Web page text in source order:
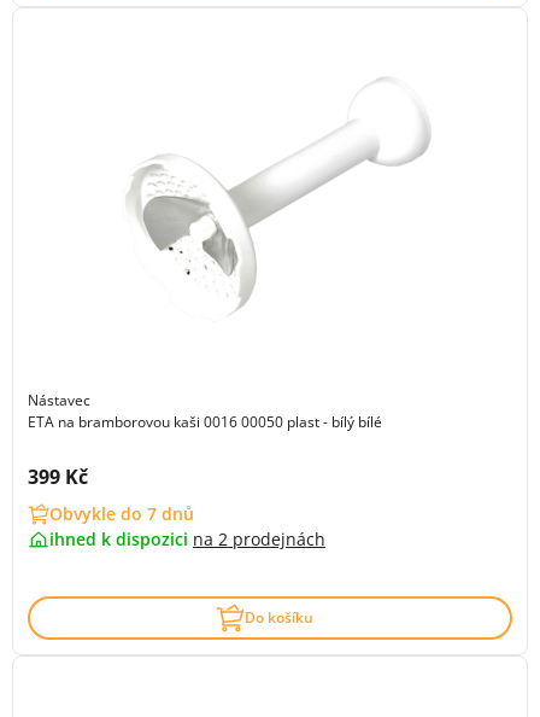
Nástavec
ETA na bramborovou kaši 0016 00050 plast - bílý bílé
Cena s DPH:
399 Kč
Obvykle do 7 dnů
ihned k dispozici na 2 prodejnách
Do košíku